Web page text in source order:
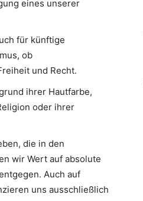
eines unserer
für künftige
ob
und Recht.
ihrer Hautfarbe,
oder ihrer
die in den
wir Wert auf absolute
Auch auf
uns ausschließlich